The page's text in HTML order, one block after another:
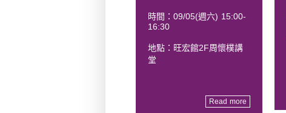
時間：09/05(週六) 15:00-
16:30
地點：旺宏館2F周懷樸講
堂
Read more